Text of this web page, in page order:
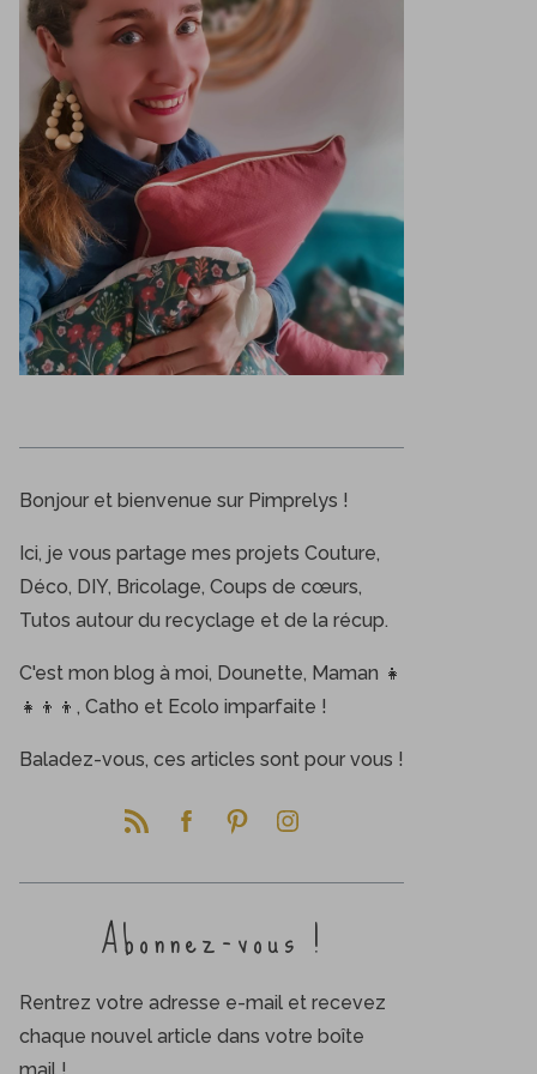
Bonjour et bienvenue sur Pimprelys !
Ici, je vous partage mes projets Couture,
Déco, DIY, Bricolage, Coups de cœurs,
Tutos autour du recyclage et de la récup.
C'est mon blog à moi, Dounette, Maman 👧
👧👦👦, Catho et Ecolo imparfaite !
Baladez-vous, ces articles sont pour vous !
Abonnez-vous !
Rentrez votre adresse e-mail et recevez
chaque nouvel article dans votre boîte